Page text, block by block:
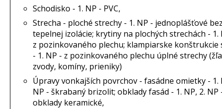
Schodisko - 1. NP - PVC,
Strecha - ploché strechy - 1. NP - jednoplášťové
tepelnej izolácie; krytiny na plochých strechách - 1.
z pozinkovaného plechu; klampiarske konštrukcie
- 1. NP - z pozinkovaného plechu úplné strechy
zvody, komíny, prieniky)
Úpravy vonkajších povrchov - fasádne omietky - 1.
NP - škrabaný brizolit; obklady fasád - 1. NP, 2. NP
obklady keramické,